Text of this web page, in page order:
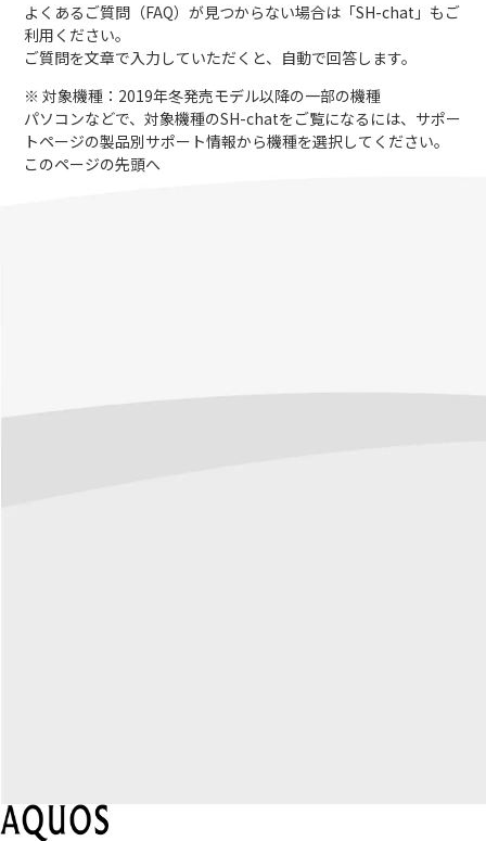
よくあるご質問（FAQ）が見つからない場合は「SH-chat 」もご
利用ください。
ご質問を文章で入力していただくと、自動で回答します。
※ 対象機種：2019年冬発売モデル以降の一部の機種
パソコンなどで、対象機種のSH-chatをご覧になるには、サポー
トページの製品別サポート情報から機種を選択してください。
このページの先頭へ